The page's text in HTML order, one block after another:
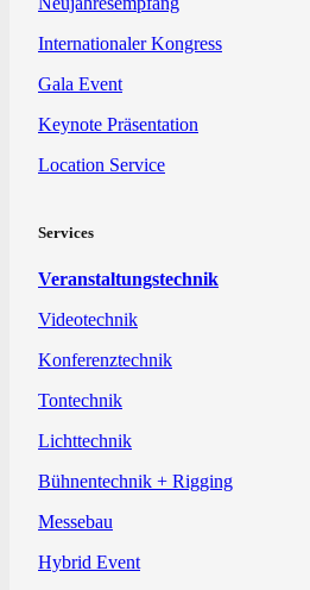
Internationaler Kongress
Gala Event
Keynote Präsentation
Location Service
Services
Veranstaltungstechnik
Videotechnik
Konferenztechnik
Tontechnik
Lichttechnik
Bühnentechnik + Rigging
Messebau
Hybrid Event